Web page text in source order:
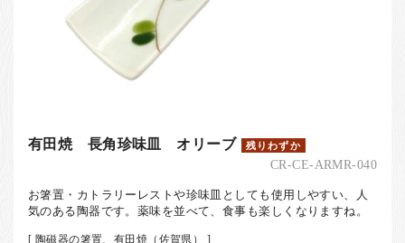
有田焼 長角珍味皿 オリーブ 残りわずか
CR-CE-ARMR-040
お箸置・カトラリーレストや珍味皿としても使用しやすい、人
気のある陶器です。薬味を並べて、食事も楽しくなりますね。
[ 陶磁器の箸置、有田焼（佐賀県） ]